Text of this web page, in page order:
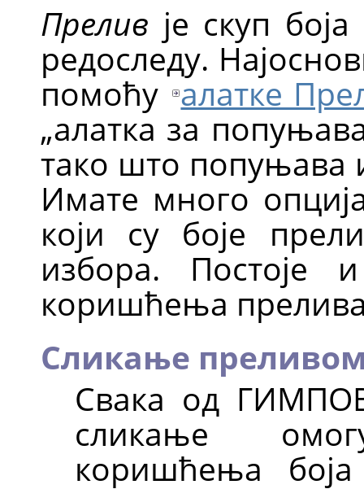
Прелив је скуп
редоследу.
помоћу алатке
„алатка за
тако што попуњава
Имате много
који су боје
избора. Постоје
коришћења
Сликање
Свака од
сликање
коришћења